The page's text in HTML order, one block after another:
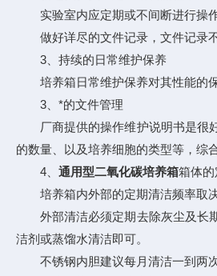
实验室内应定期或不间断进行操作
做好详尽的文件记录，文件记录不
3、持续的日常维护保养
培养箱日常维护保养对其性能的保
3、*的文件管理
厂商提供的操作维护说明书是很好
的数量、以及培养细胞的类型等，综
4、 通用型二氧化碳培养箱箱体
培养箱内外部的定期清洁频率取决
外部清洁必须定期去除灰尘及长期
洁剂或蒸馏水清洁即可。
不锈钢内胆建议每月清洁一到两次